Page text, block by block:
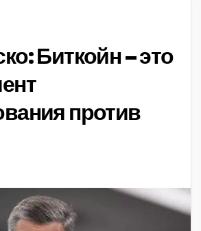
Биткойн – это
против